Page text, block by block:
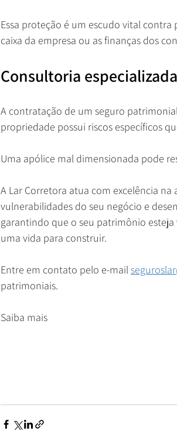
Essa proteção é um escudo vital
caixa da empresa ou as finanças dos
Consultoria
A contratação de um seguro
propriedade possui riscos específicos
Uma apólice mal dimensionada pode
A Lar Corretora atua com excelência
vulnerabilidades do seu negócio e
garantindo que o seu patrimônio
uma vida para construir.
Entre em contato pelo e-mail
patrimoniais.
Saiba mais